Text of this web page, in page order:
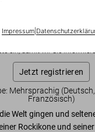
Impressum|
ist ausverkauft.
Jetzt registrieren
Mehrsprachig
Französisch)
Welt gingen und
Rockikone und